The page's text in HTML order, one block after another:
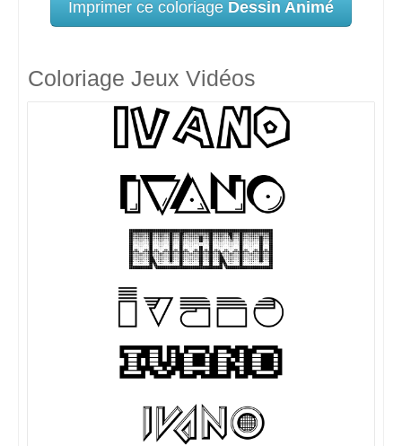
Imprimer ce coloriage Dessin Animé
Coloriage Jeux Vidéos